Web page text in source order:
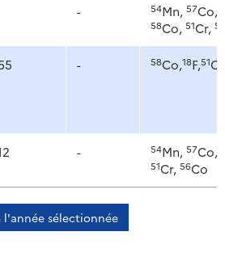
- 54Mn, 57Co,
58Co, 51Cr, 56
- 58Co,18F,51
- 54Mn, 57Co,
51Cr, 56Co
l'année sélectionnée